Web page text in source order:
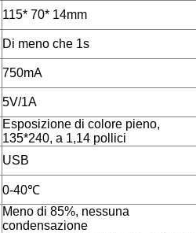
115* 70* 14mm
Di meno che 1s
750mA
5V/1A
Esposizione di colore pieno,
135*240, a 1,14 pollici
USB
0-40℃
Meno di 85%, nessuna
condensazione